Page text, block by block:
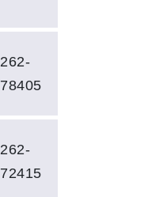
262-
78405
262-
72415